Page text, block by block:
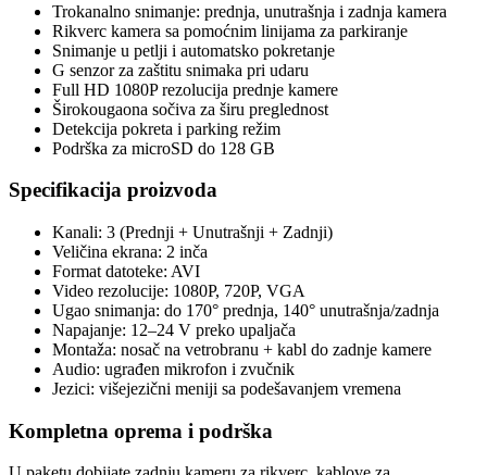
Trokanalno snimanje: prednja, unutrašnja i zadnja kamera
Rikverc kamera sa pomoćnim linijama za parkiranje
Snimanje u petlji i automatsko pokretanje
G senzor za zaštitu snimaka pri udaru
Full HD 1080P rezolucija prednje kamere
Širokougaona sočiva za širu preglednost
Detekcija pokreta i parking režim
Podrška za microSD do 128 GB
Specifikacija proizvoda
Kanali: 3 (Prednji + Unutrašnji + Zadnji)
Veličina ekrana: 2 inča
Format datoteke: AVI
Video rezolucije: 1080P, 720P, VGA
Ugao snimanja: do 170° prednja, 140° unutrašnja/zadnja
Napajanje: 12–24 V preko upaljača
Montaža: nosač na vetrobranu + kabl do zadnje kamere
Audio: ugrađen mikrofon i zvučnik
Jezici: višejezični meniji sa podešavanjem vremena
Kompletna oprema i podrška